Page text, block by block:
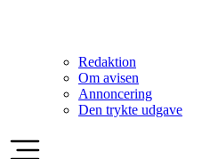
Redaktion
Om avisen
Annoncering
Den trykte udgave